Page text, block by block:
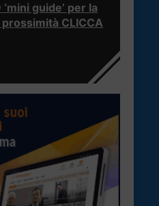
guide’ per la
CLICCA